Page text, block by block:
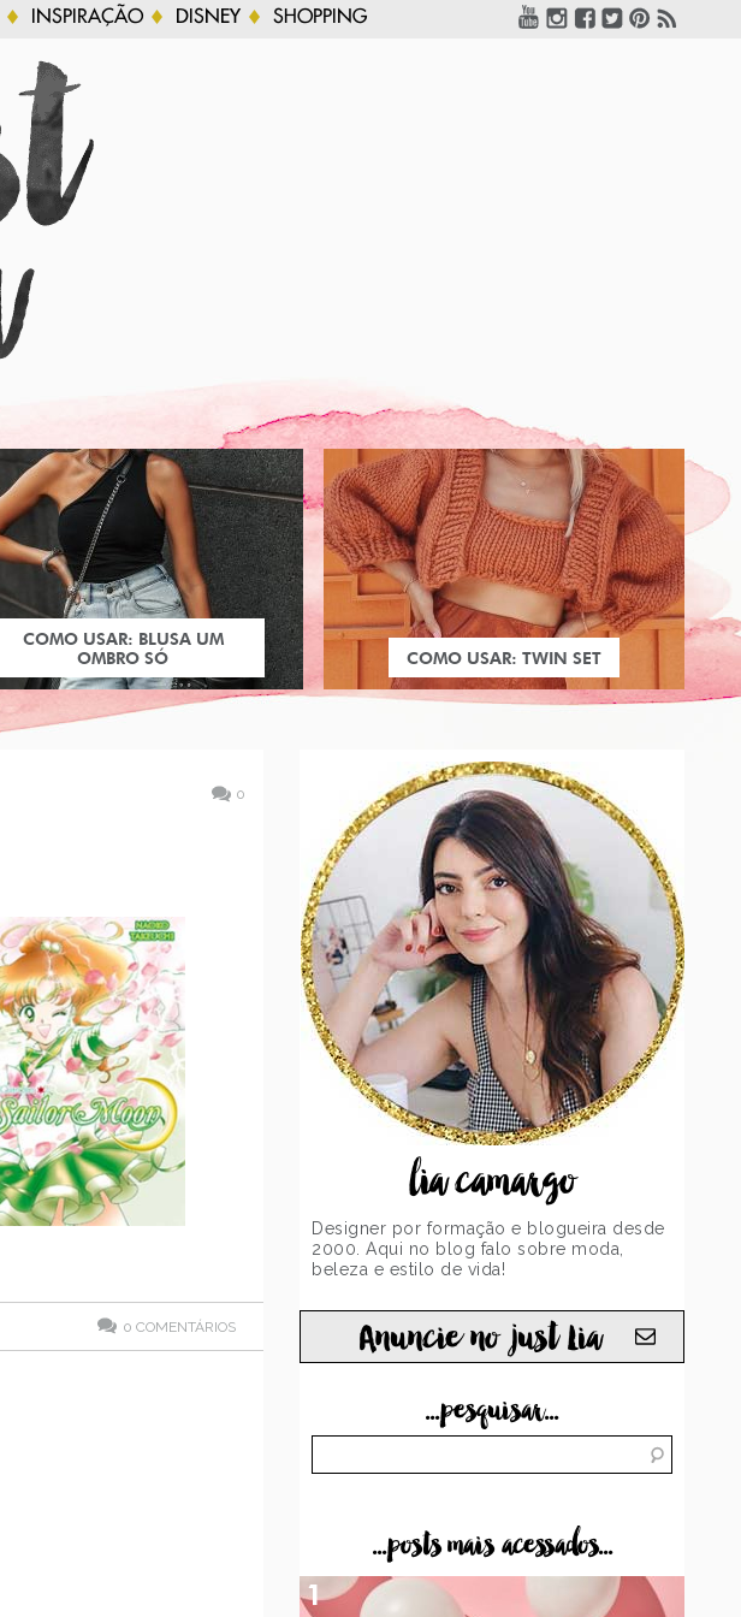
INSPIRAÇÃO DISNEY SHOPPING
COMO USAR: BLUSA UM
OMBRO SÓ
COMO USAR: TWIN SET
0
0 COMENTÁRIOS
lia camargo
Designer por formação e blogueira desde
2000. Aqui no blog falo sobre moda,
beleza e estilo de vida!
Anuncie no just Lia
...pesquisar...
...posts mais acessados...
1